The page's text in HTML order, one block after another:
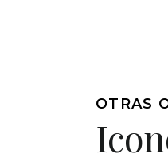
OTRAS